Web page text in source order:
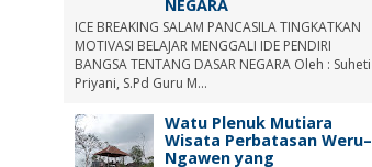
NEGARA
ICE BREAKING SALAM PANCASILA TINGKATKAN
MOTIVASI BELAJAR MENGGALI IDE PENDIRI
BANGSA TENTANG DASAR NEGARA Oleh : Suheti
Priyani, S.Pd Guru M...
Watu Plenuk Mutiara
Wisata Perbatasan Weru–
Ngawen yang